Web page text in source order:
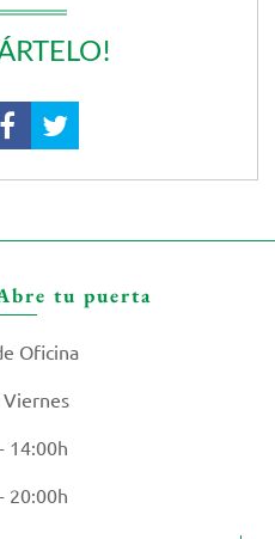
tu puerta
Oficina
Viernes
14:00h
20:00h